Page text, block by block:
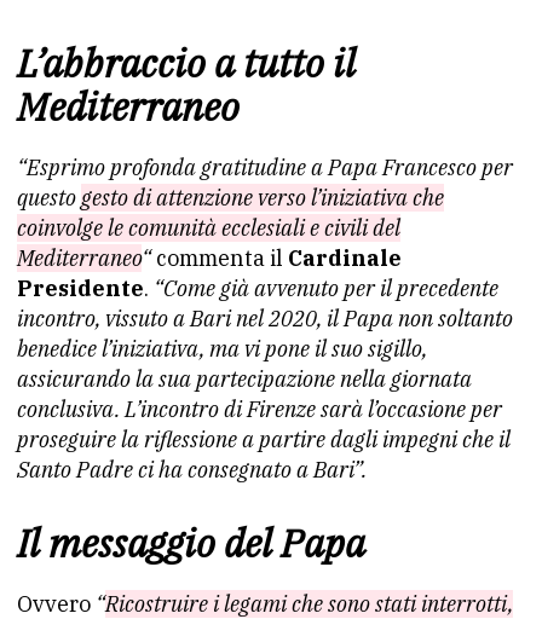
L’abbraccio a tutto il
Mediterraneo
“Esprimo profonda gratitudine a Papa Francesco per
questogesto di attenzione verso l’iniziativa che
coinvolge le comunità ecclesiali e civili del
Mediterraneo“commenta il Cardinale
Presidente. “Come già avvenuto per il precedente
incontro, vissuto a Bari nel 2020, il Papa non soltanto
benedice l’iniziativa, ma vi pone il suo sigillo,
assicurando la sua partecipazione nella giornata
conclusiva. L’incontro di Firenze sarà l’occasione per
proseguire la riflessione a partire dagli impegni che il
Santo Padre ci ha consegnato a Bari”.
Il messaggio del Papa
Ovvero “Ricostruire i legami che sono stati interrotti,